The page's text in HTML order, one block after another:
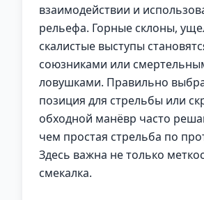
взаимодействии и
рельефа. Горные склоны,
скалистые выступы
союзниками или
ловушками. Правильно
позиция для стрельбы или
обходной манёвр часто
чем простая стрельба по
Здесь важна не только
смекалка.